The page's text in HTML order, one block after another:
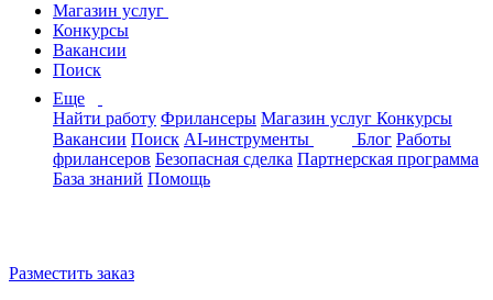
Магазин услуг
Конкурсы
Вакансии
Поиск
Еще
Найти работу Фрилансеры Магазин услуг Конкурсы
Вакансии Поиск AI-инструменты Блог Работы
фрилансеров Безопасная сделка Партнерская программа
База знаний Помощь
Разместить заказ